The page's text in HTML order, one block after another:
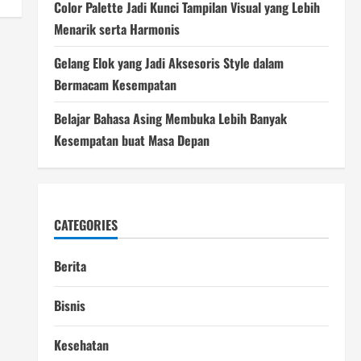
Color Palette Jadi Kunci Tampilan Visual yang Lebih
Menarik serta Harmonis
Gelang Elok yang Jadi Aksesoris Style dalam
Bermacam Kesempatan
Belajar Bahasa Asing Membuka Lebih Banyak
Kesempatan buat Masa Depan
CATEGORIES
Berita
Bisnis
Kesehatan